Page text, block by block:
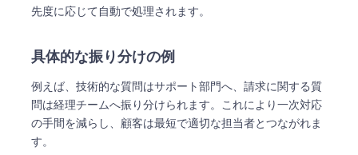
先度に応じて自動で処理されます。
具体的な振り分けの例
例えば、技術的な質問はサポート部門へ、請求に関する質
問は経理チームへ振り分けられます。これにより一次対応
の手間を減らし、顧客は最短で適切な担当者とつながれま
す。